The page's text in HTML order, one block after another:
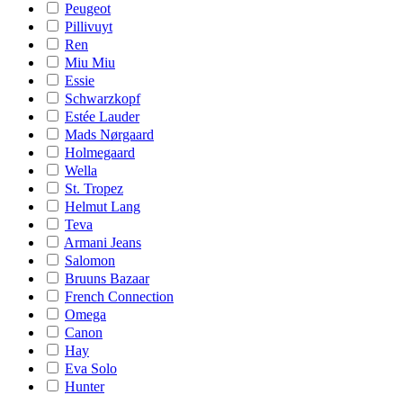
Peugeot
Pillivuyt
Ren
Miu Miu
Essie
Schwarzkopf
Estée Lauder
Mads Nørgaard
Holmegaard
Wella
St. Tropez
Helmut Lang
Teva
Armani Jeans
Salomon
Bruuns Bazaar
French Connection
Omega
Canon
Hay
Eva Solo
Hunter